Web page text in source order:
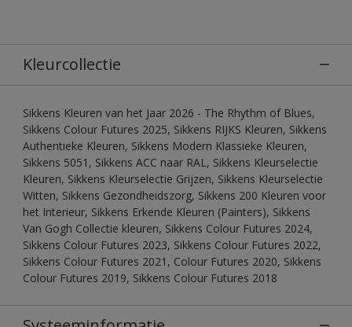
Kleurcollectie
Sikkens Kleuren van het Jaar 2026 - The Rhythm of Blues,
Sikkens Colour Futures 2025, Sikkens RIJKS Kleuren, Sikkens
Authentieke Kleuren, Sikkens Modern Klassieke Kleuren,
Sikkens 5051, Sikkens ACC naar RAL, Sikkens Kleurselectie
Kleuren, Sikkens Kleurselectie Grijzen, Sikkens Kleurselectie
Witten, Sikkens Gezondheidszorg, Sikkens 200 Kleuren voor
het Interieur, Sikkens Erkende Kleuren (Painters), Sikkens
Van Gogh Collectie kleuren, Sikkens Colour Futures 2024,
Sikkens Colour Futures 2023, Sikkens Colour Futures 2022,
Sikkens Colour Futures 2021, Colour Futures 2020, Sikkens
Colour Futures 2019, Sikkens Colour Futures 2018